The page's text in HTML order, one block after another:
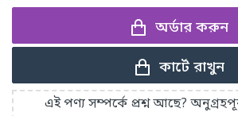
অর্ডার করুন
কার্টে রাখুন
এই পণ্য সম্পর্কে প্রশ্ন আছে?